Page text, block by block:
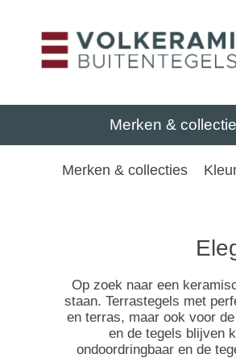
Merken &
Merken & collecties
Op zoek naar een
staan. Terrastegels met
en terras, maar ook voor
en de tegels blijven
ondoordringbaar en de